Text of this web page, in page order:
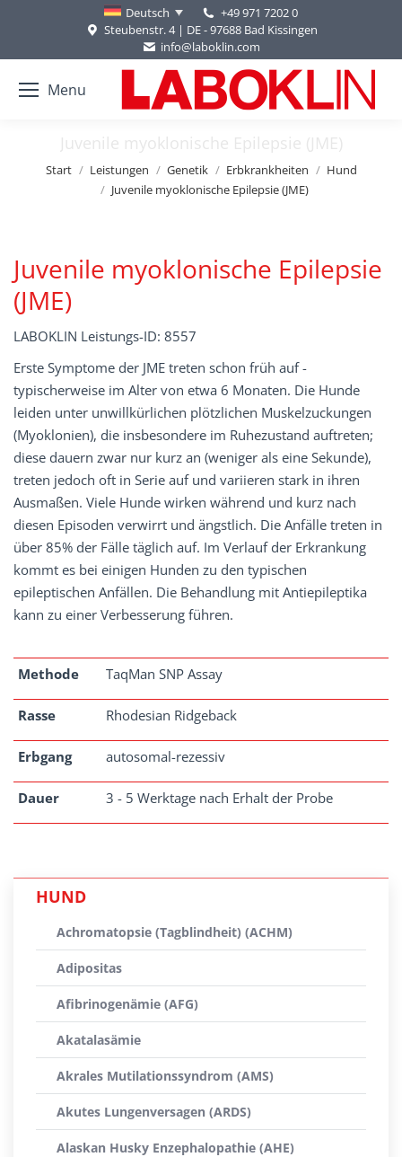
Deutsch
+49 971 7202 0
Steubenstr. 4 | DE - 97688 Bad Kissingen
info@laboklin.com
Menu
Juvenile myoklonische Epilepsie (JME)
Sie befinden sich hier:
Start Leistungen Genetik Erbkrankheiten
Hund
Juvenile myoklonische Epilepsie (JME)
Juvenile myoklonische Epilepsie
(JME)
LABOKLIN Leistungs-ID: 8557
Erste Symptome der JME treten schon früh auf -
typischerweise im Alter von etwa 6 Monaten. Die Hunde
leiden unter unwillkürlichen plötzlichen Muskelzuckungen
(Myoklonien), die insbesondere im Ruhezustand auftreten;
diese dauern zwar nur kurz an (weniger als eine Sekunde),
treten jedoch oft in Serie auf und variieren stark in ihren
Ausmaßen. Viele Hunde wirken während und kurz nach
diesen Episoden verwirrt und ängstlich. Die Anfälle treten in
über 85% der Fälle täglich auf. Im Verlauf der Erkrankung
kommt es bei einigen Hunden zu den typischen
epileptischen Anfällen. Die Behandlung mit Antiepileptika
kann zu einer Verbesserung führen.
Methode TaqMan SNP Assay
Rasse Rhodesian Ridgeback
Erbgang autosomal-rezessiv
Dauer 3 - 5 Werktage nach Erhalt der Probe
HUND
Achromatopsie (Tagblindheit) (ACHM)
Adipositas
Afibrinogenämie (AFG)
Akatalasämie
Akrales Mutilationssyndrom (AMS)
Akutes Lungenversagen (ARDS)
Alaskan Husky Enzephalopathie (AHE)